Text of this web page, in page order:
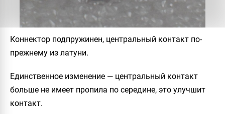
Коннектор подпружинен, центральный контакт по-
прежнему из латуни.
Единственное изменение — центральный контакт
больше не имеет пропила по середине, это улучшит
контакт.